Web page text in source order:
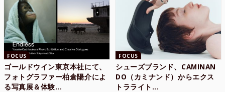
FOCUS
ゴールドウイン東京本社にて、
フォトグラファー柏倉陽介によ
る写真展＆体験...
FOCUS
シューズブランド、CAMINAN
DO（カミナンド）からエクス
トラライト...